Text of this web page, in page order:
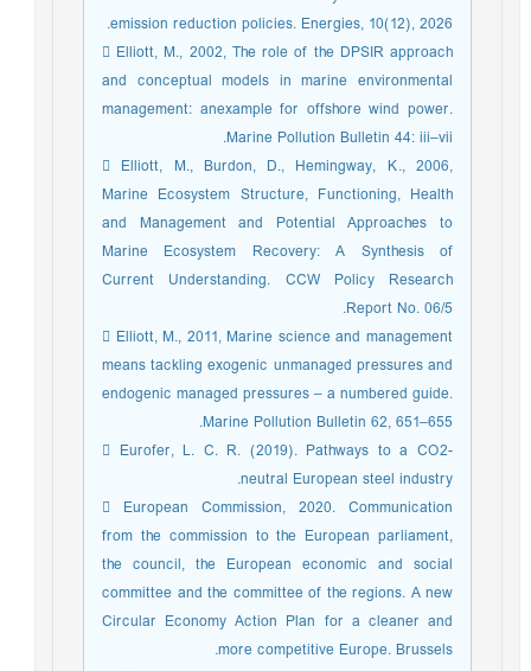
emission reduction policies. Energies, 10(12), 2026.
 Elliott, M., 2002, The role of the DPSIR approach
and conceptual models in marine environmental
management: anexample for offshore wind power.
Marine Pollution Bulletin 44: iii–vii.
 Elliott, M., Burdon, D., Hemingway, K., 2006,
Marine Ecosystem Structure, Functioning, Health
and Management and Potential Approaches to
Marine Ecosystem Recovery: A Synthesis of
Current Understanding. CCW Policy Research
Report No. 06/5.
 Elliott, M., 2011, Marine science and management
means tackling exogenic unmanaged pressures and
endogenic managed pressures – a numbered guide.
Marine Pollution Bulletin 62, 651–655.
 Eurofer, L. C. R. (2019). Pathways to a CO2-
neutral European steel industry.
 European Commission, 2020. Communication
from the commission to the European parliament,
the council, the European economic and social
committee and the committee of the regions. A new
Circular Economy Action Plan for a cleaner and
more competitive Europe. Brussels.